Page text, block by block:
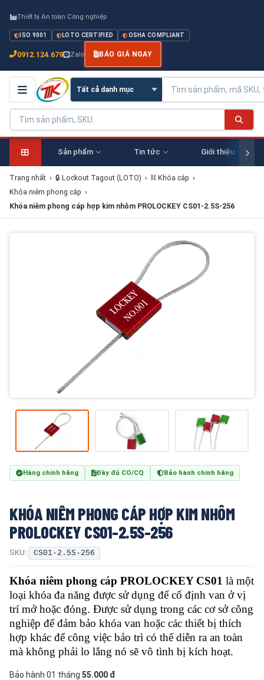
Thiết bị An toàn Công nghiệp
ISO 9001 LOTO CERTIFIED OSHA COMPLIANT
0912.124.679 Zalo BÁO GIÁ NGAY
Sản phẩm Tin tức Giới thiệu
Trang nhất › 🔒 Lockout Tagout (LOTO) › ⛓ Khóa cáp ›
Khóa niêm phong cáp ›
Khóa niêm phong cáp hợp kim nhôm PROLOCKEY CS01-2.5S-256
Hàng chính hãng Đầy đủ CO/CQ Bảo hành chính hãng
KHÓA NIÊM PHONG CÁP HỢP KIM NHÔM
PROLOCKEY CS01-2.5S-256
SKU: CS01-2.5S-256
Khóa niêm phong cáp PROLOCKEY CS01 là một
loại khóa đa năng được sử dụng để cố định van ở vị
trí mở hoặc đóng. Được sử dụng trong các cơ sở công
nghiệp để đảm bảo khóa van hoặc các thiết bị thích
hợp khác để công việc bảo trì có thể diễn ra an toàn
mà không phải lo lắng nó sẽ vô tình bị kích hoạt.
Bảo hành 01 tháng 55.000 đ